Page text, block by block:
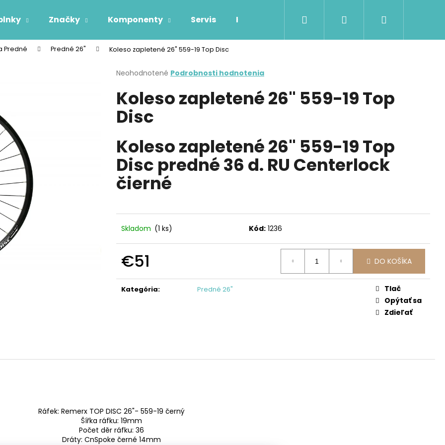
Značky Komponenty Servis Kontakty Možnosti dopravy a platby
Hľadať Prihlásenie
Predné Predné 26" Koleso zapletené 26" 559-19 Top Disc
Priemerné
produktu
je
0,0
hviezdičiek.
Neohodnotené Podrobnosti hodnotenia
Koleso zapletené 26" 559-19 Top
Disc
Koleso zapletené 26" 559-19 Top
Disc predné 36 d. RU Centerlock
čierné
Skladom (1 ks) Kód: 1236
€51 DO KOŠÍKA
Kategória: Predné 26"
Tlač
Opýtať sa
Zdieľať
Ráfek: Remerx TOP DISC 26"- 559-19 černý
Šířka ráfku: 19mm
Počet děr ráfku: 36
Dráty: CnSpoke černé 14mm
Čo potrebujete nájsť?
HĽADAŤ
HG41 7
€19,95
REŤAZ HG40